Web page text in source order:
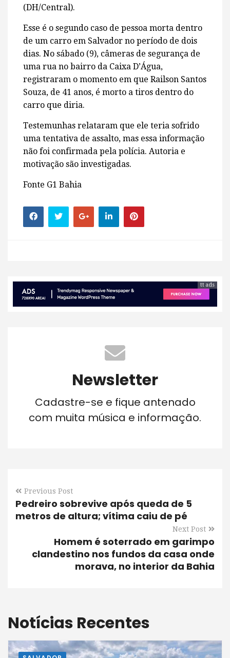
(DH/Central).
Esse é o segundo caso de pessoa morta dentro
de um carro em Salvador no período de dois
dias. No sábado (9), câmeras de segurança de
uma rua no bairro da Caixa D’Água,
registraram o momento em que Railson Santos
Souza, de 41 anos, é morto a tiros dentro do
carro que diria.
Testemunhas relataram que ele teria sofrido
uma tentativa de assalto, mas essa informação
não foi confirmada pela polícia. Autoria e
motivação são investigadas.
Fonte G1 Bahia
tt ads
Newsletter
Cadastre-se e fique antenado
com muita música e informação.
Previous Post
Pedreiro sobrevive após queda de 5
metros de altura; vítima caiu de pé
Next Post
Homem é soterrado em garimpo
clandestino nos fundos da casa onde
morava, no interior da Bahia
Notícias Recentes